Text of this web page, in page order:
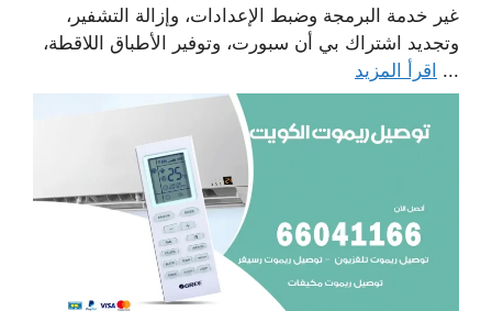
غير خدمة البرمجة وضبط الإعدادات، وإزالة التشفير،
وتجديد اشتراك بي أن سبورت، وتوفير الأطباق اللاقطة،
... اقرأ المزيد